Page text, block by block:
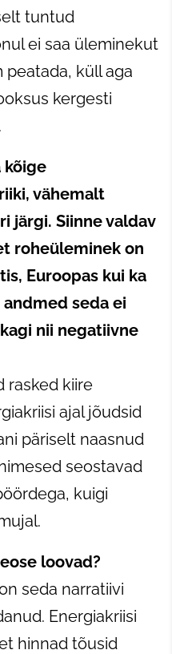
tuntud
ei saa üleminekut
küll aga
kergesti
kõige
riiki, vähemalt
järgi. Siinne valdav
roheüleminek on
Euroopas kui ka
andmed seda ei
nii negatiivne
rasked kiire
ajal jõudsid
päriselt naasnud
seostavad
kuigi
loovad?
seda narratiivi
Energiakriisi
hinnad tõusid